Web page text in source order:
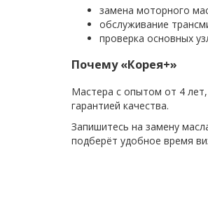
замена моторного
обслуживание
проверка основных
Почему «Корея+»
Мастера с опытом от 4
гарантией качества.
Запишитесь на замену
подберёт удобное время